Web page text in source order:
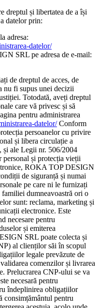
și libertatea de a își
datelor prin:
adresa:
datelor/
SRL pe adresa de e-mail:
de dreptul de acces, de
nu fi supus unei decizii
Totodată, aveți dreptul
care vă privesc și să
pentru administrarea
datelor/Conform
persoanelor cu privire
și libera circulație a
și ale Legii nr. 506/2004
personal și protecția vieții
ROKA TOP DESIGN
de siguranță și numai
pe care ni le furnizați
familiei dumneavoastră ori o
sunt: reclama, marketing și
electronice. Este
necesare pentru
și emiterea
SRL poate colecta și
al clienților săi în scopul
legale prevăzute de
comenzilor și livrarea
Prelucrarea CNP-ului se va
necesară pentru
îndeplinirea obligațiilor
consimțământul pentru